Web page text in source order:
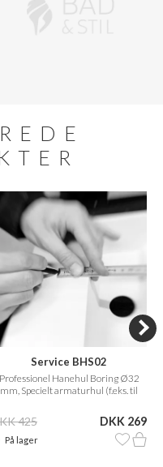
Service BHS02
Professionel Hanehul Boring Ø32
mm, Specielt armaturhul (f.eks. til
425 DKK 269
På lager